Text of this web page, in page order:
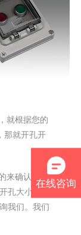
就根据您的
那就开孔开
来确认开孔
孔大小很容
我们。 我们
在线咨询